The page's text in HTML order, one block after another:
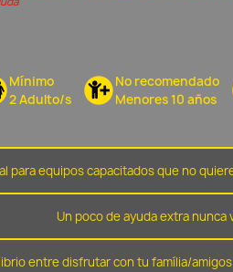
Mínimo
2 Adulto/s
No recomendado
Menores 10 años
para equipos capacitados que no
Un poco de ayuda extra nunca
entre disfrutar con tu família/